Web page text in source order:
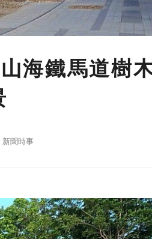
海鐵馬道樹
新聞時事